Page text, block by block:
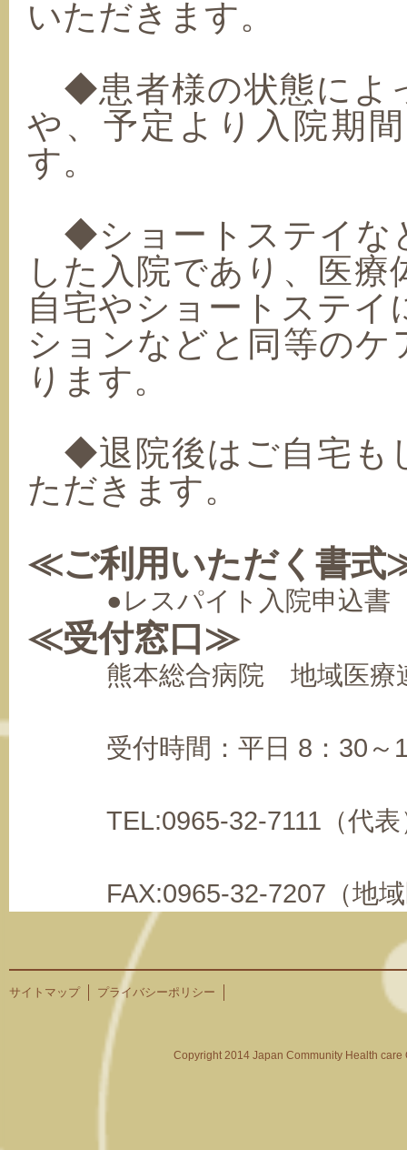
いただきます。
◆患者様の状態によ
や、予定より入院期
す。
◆ショートステイな
した入院であり、医
自宅やショートステ
ションなどと同等の
ります。
◆退院後はご自宅も
ただきます。
≪ご利用いただく書
●レスパイト入院申込
≪受付窓口≫
熊本総合病院 地域医療
受付時間：平日 8：30～
TEL:0965-32-7111（代表
FAX:0965-32-7207（地域
サイトマップ プライバシーポリシー
Copyright 2014 Japan Community Health